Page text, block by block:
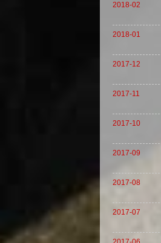
2018-02
2018-01
2017-12
2017-11
2017-10
2017-09
2017-08
2017-07